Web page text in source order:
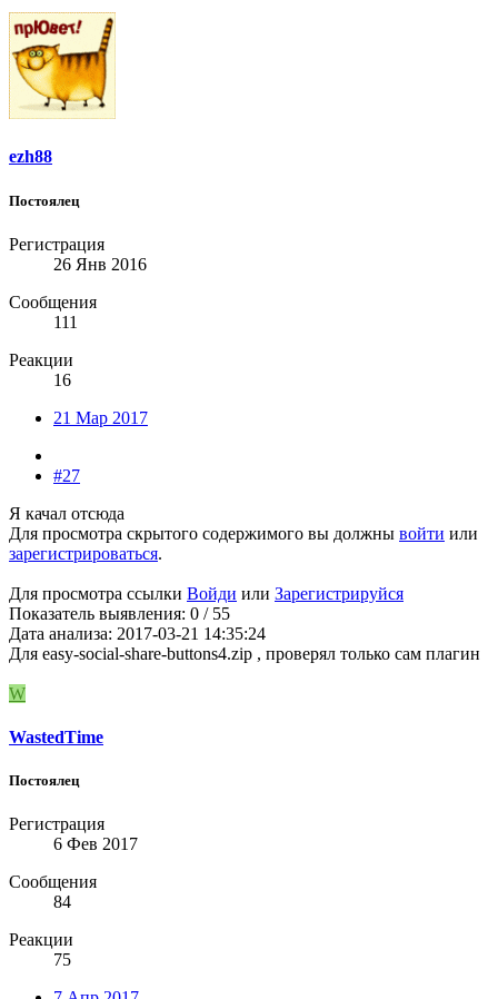
ezh88
Постоялец
Регистрация
26 Янв 2016
Сообщения
111
Реакции
16
21 Мар 2017
#27
Я качал отсюда
Для просмотра скрытого содержимого вы должны войти или
зарегистрироваться.
Для просмотра ссылки Войди или Зарегистрируйся
Показатель выявления: 0 / 55
Дата анализа: 2017-03-21 14:35:24
Для easy-social-share-buttons4.zip , проверял только сам плагин
W
WastedTime
Постоялец
Регистрация
6 Фев 2017
Сообщения
84
Реакции
75